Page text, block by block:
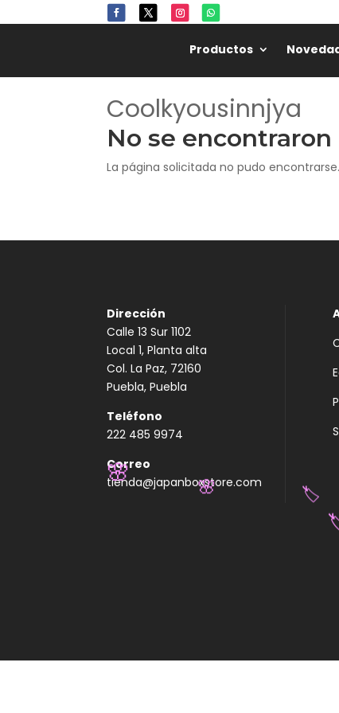
Productos
Coolkyousinnjya
No se
La página solicitada no pudo
Dirección
Calle 13 Sur 1102
Local 1, Planta alta
Col. La Paz, 72160
Puebla, Puebla
Teléfono
222 485 9974
Correo
tienda@japanboxstore.com
🌸